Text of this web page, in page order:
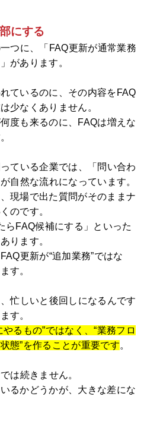
にする
つに、「FAQ更新が通常業務
があります。
ているのに、その内容をFAQ
少なくありません。
度も来るのに、FAQは増えな
ている企業では、「問い合わ
自然な流れになっています。
現場で出た質問がそのままナ
のです。
らFAQ候補にする」といった
ります。
更新が“追加業務”ではな
す。
忙しいと後回しになるんです
す。
やるもの”ではなく、“業務フロ
態”を作ることが重要です。
は続きません。
るかどうかが、大きな差にな